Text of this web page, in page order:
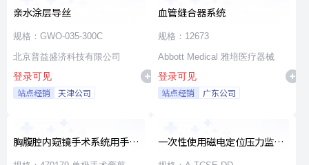
亲水涂层导丝
规格：GWO-035-300C
北京普益盛济科技有限公司
登录可见
站点经销 天津公司
血管缝合器系统
规格：12673
Abbott Medical 雅培医疗器械
登录可见
站点经销 广东公司
胸腹腔内窥镜手术系统用手术
器械
一次性使用磁电定位压力监测
消融导管